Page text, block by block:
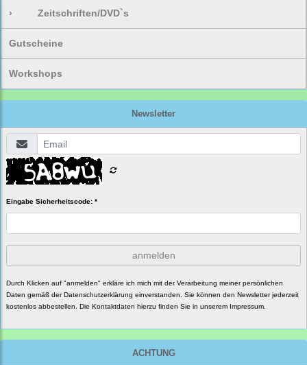
› Zeitschriften/DVD`s
Gutscheine
Workshops
Newsletter
Eingabe Sicherheitscode: *
anmelden
Durch Klicken auf "anmelden" erkläre ich mich mit der Verarbeitung meiner persönlichen
Daten gemäß der Datenschutzerklärung einverstanden. Sie können den Newsletter jederzeit
kostenlos abbestellen. Die Kontaktdaten hierzu finden Sie in unserem Impressum.
ACHTUNG